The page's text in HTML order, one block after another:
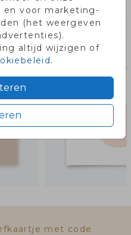
en voor marketing-
(het weergeven
altijd wijzigen of
.
ook leuk!
met code